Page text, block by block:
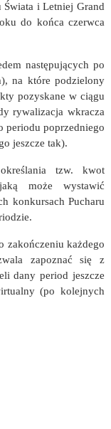
Świata i Letniej Grand
do końca czerwca
następujących po
na które podzielony
pozyskane w ciągu
rywalizacja wkracza
periodu poprzedniego
jeszcze tak).
tzw. kwot
może wystawić
konkursach Pucharu
zakończeniu każdego
zapoznać się z
dany period jeszcze
(po kolejnych